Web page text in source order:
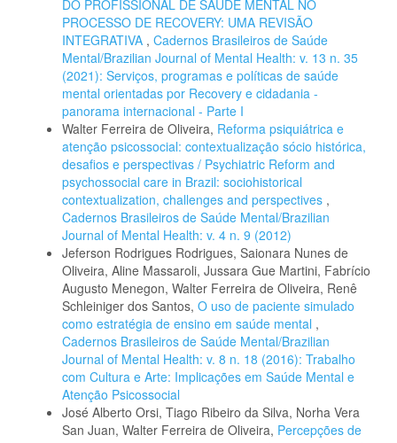
DO PROFISSIONAL DE SAÚDE MENTAL NO
PROCESSO DE RECOVERY: UMA REVISÃO
INTEGRATIVA , Cadernos Brasileiros de Saúde
Mental/Brazilian Journal of Mental Health: v. 13 n. 35
(2021): Serviços, programas e políticas de saúde
mental orientadas por Recovery e cidadania -
panorama internacional - Parte I
Walter Ferreira de Oliveira, Reforma psiquiátrica e
atenção psicossocial: contextualização sócio histórica,
desafios e perspectivas / Psychiatric Reform and
psychossocial care in Brazil: sociohistorical
contextualization, challenges and perspectives ,
Cadernos Brasileiros de Saúde Mental/Brazilian
Journal of Mental Health: v. 4 n. 9 (2012)
Jeferson Rodrigues Rodrigues, Saionara Nunes de
Oliveira, Aline Massaroli, Jussara Gue Martini, Fabrício
Augusto Menegon, Walter Ferreira de Oliveira, Renê
Schleiniger dos Santos, O uso de paciente simulado
como estratégia de ensino em saúde mental ,
Cadernos Brasileiros de Saúde Mental/Brazilian
Journal of Mental Health: v. 8 n. 18 (2016): Trabalho
com Cultura e Arte: Implicações em Saúde Mental e
Atenção Psicossocial
José Alberto Orsi, Tiago Ribeiro da Silva, Norha Vera
San Juan, Walter Ferreira de Oliveira, Percepções de